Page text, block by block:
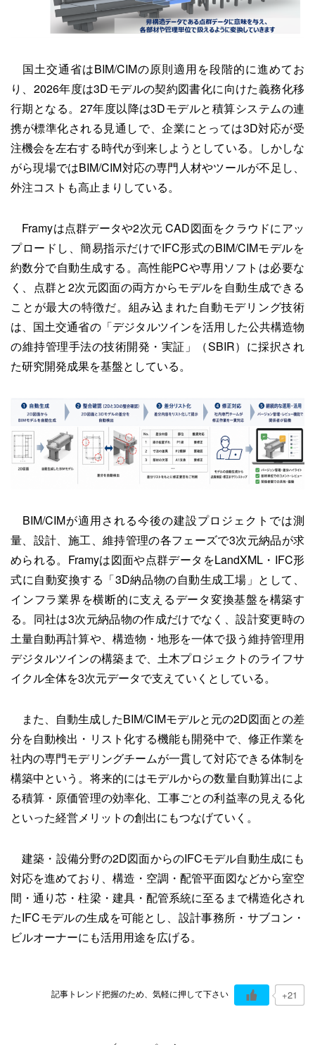
国土交通省はBIM/CIMの原則適用を段階的に進めてお
り、2026年度は3Dモデルの契約図書化に向けた義務化移
行期となる。27年度以降は3Dモデルと積算システムの連
携が標準化される見通しで、企業にとっては3D対応が受
注機会を左右する時代が到来しようとしている。しかしな
がら現場ではBIM/CIM対応の専門人材やツールが不足し、
外注コストも高止まりしている。
Framyは点群データや2次元 CAD図面をクラウドにアッ
プロードし、簡易指示だけでIFC形式のBIM/CIMモデルを
約数分で自動生成する。高性能PCや専用ソフトは必要な
く、点群と2次元図面の両方からモデルを自動生成できる
ことが最大の特徴だ。組み込まれた自動モデリング技術
は、国土交通省の「デジタルツインを活用した公共構造物
の維持管理手法の技術開発・実証」（SBIR）に採択され
た研究開発成果を基盤としている。
BIM/CIMが適用される今後の建設プロジェクトでは測
量、設計、施工、維持管理の各フェーズで3次元納品が求
められる。Framyは図面や点群データをLandXML・IFC形
式に自動変換する「3D納品物の自動生成工場」として、
インフラ業界を横断的に支えるデータ変換基盤を構築す
る。同社は3次元納品物の作成だけでなく、設計変更時の
土量自動再計算や、構造物・地形を一体で扱う維持管理用
デジタルツインの構築まで、土木プロジェクトのライフサ
イクル全体を3次元データで支えていくとしている。
また、自動生成したBIM/CIMモデルと元の2D図面との差
分を自動検出・リスト化する機能も開発中で、修正作業を
社内の専門モデリングチームが一貫して対応できる体制を
構築中という。将来的にはモデルからの数量自動算出によ
る積算・原価管理の効率化、工事ごとの利益率の見える化
といった経営メリットの創出にもつなげていく。
建築・設備分野の2D図面からのIFCモデル自動生成にも
対応を進めており、構造・空調・配管平面図などから室空
間・通り芯・柱梁・建具・配管系統に至るまで構造化され
たIFCモデルの生成を可能とし、設計事務所・サブコン・
ビルオーナーにも活用用途を広げる。
記事トレンド把握のため、気軽に押して下さい +21